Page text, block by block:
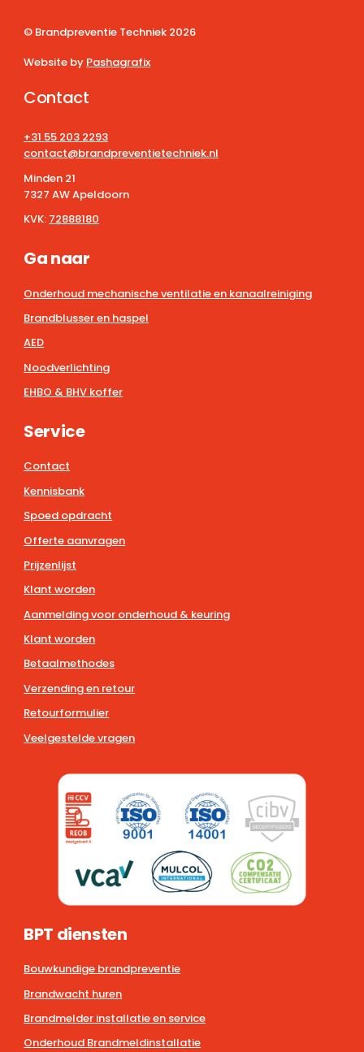
© Brandpreventie Techniek 2026
Website by Pashagrafix
Contact
+31 55 203 2293
contact@brandpreventietechniek.nl
Minden 21
7327 AW Apeldoorn
KVK: 72888180
Ga naar
Onderhoud mechanische ventilatie en kanaalreiniging
Brandblusser en haspel
AED
Noodverlichting
EHBO & BHV koffer
Service
Contact
Kennisbank
Spoed opdracht
Offerte aanvragen
Prijzenlijst
Klant worden
Aanmelding voor onderhoud & keuring
Klant worden
Betaalmethodes
Verzending en retour
Retourformulier
Veelgestelde vragen
BPT diensten
Bouwkundige brandpreventie
Brandwacht huren
Brandmelder installatie en service
Onderhoud Brandmeldinstallatie